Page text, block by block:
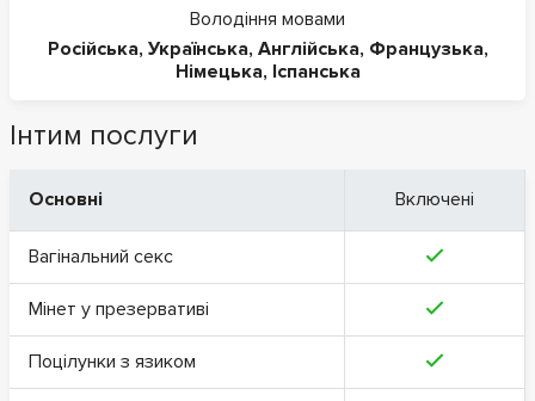
Володіння мовами
Російська, Українська, Англійська, Французька,
Німецька, Іспанська
Інтим послуги
Основні Включені
Вагінальний секс
Мінет у презервативі
Поцілунки з язиком